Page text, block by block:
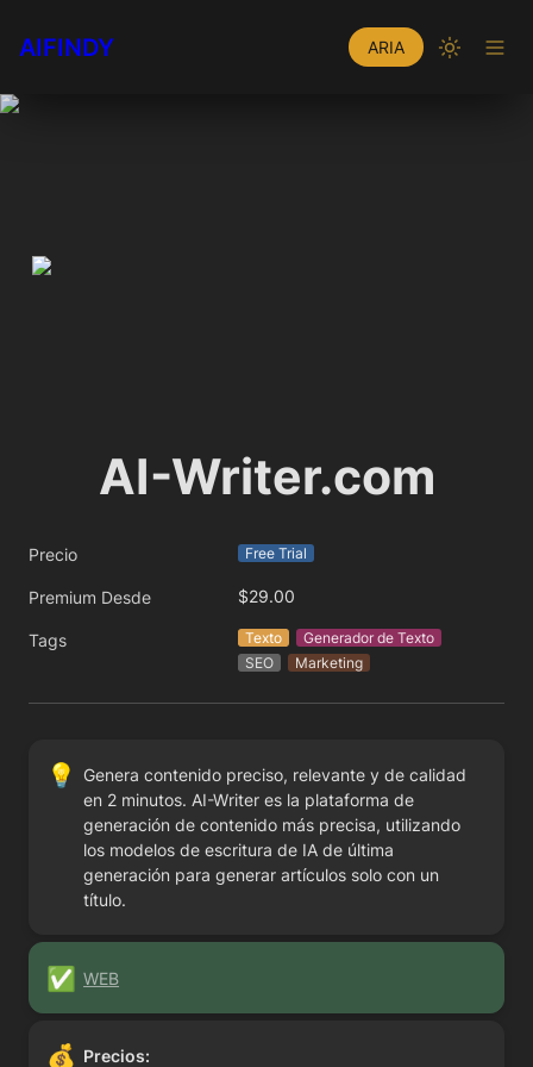
AIFINDY ARIA
AI-Writer.com
Precio Free Trial
Premium Desde $29.00
Tags Texto
Generador de Texto
SEO
Marketing
💡
Genera contenido preciso, relevante y de calidad
en 2 minutos. AI-Writer es la plataforma de
generación de contenido más precisa, utilizando
los modelos de escritura de IA de última
generación para generar artículos solo con un
título.
✅ WEB
💰 Precios: